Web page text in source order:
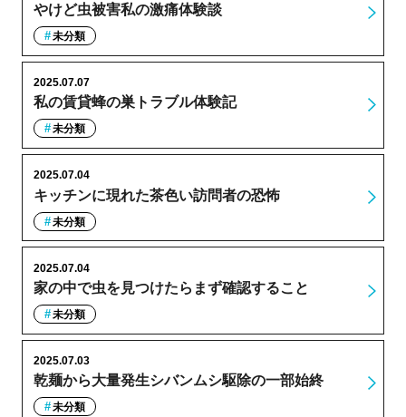
やけど虫被害私の激痛体験談
未分類
私の賃貸蜂の巣トラブル体験記
2025.07.07
未分類
キッチンに現れた茶色い訪問者の恐怖
2025.07.04
未分類
家の中で虫を見つけたらまず確認すること
2025.07.04
未分類
乾麺から大量発生シバンムシ駆除の一部始終
2025.07.03
未分類